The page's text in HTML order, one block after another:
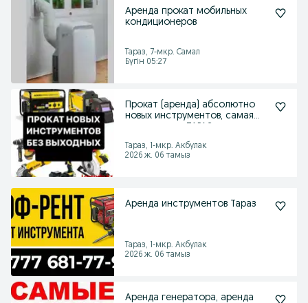
Аренда прокат мобильных
кондиционеров
Тараз, 7-мкр. Самал
Бүгін 05:27
Прокат (аренда) абсолютно
новых инструментов, самая
Тараз, 1-мкр. Акбулак
2026 ж. 06 тамыз
Аренда инструментов Тараз
Тараз, 1-мкр. Акбулак
2026 ж. 06 тамыз
Аренда генератора, аренда